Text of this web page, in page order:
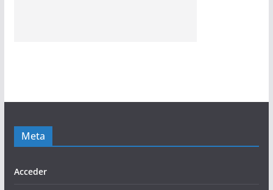
Meta
Acceder